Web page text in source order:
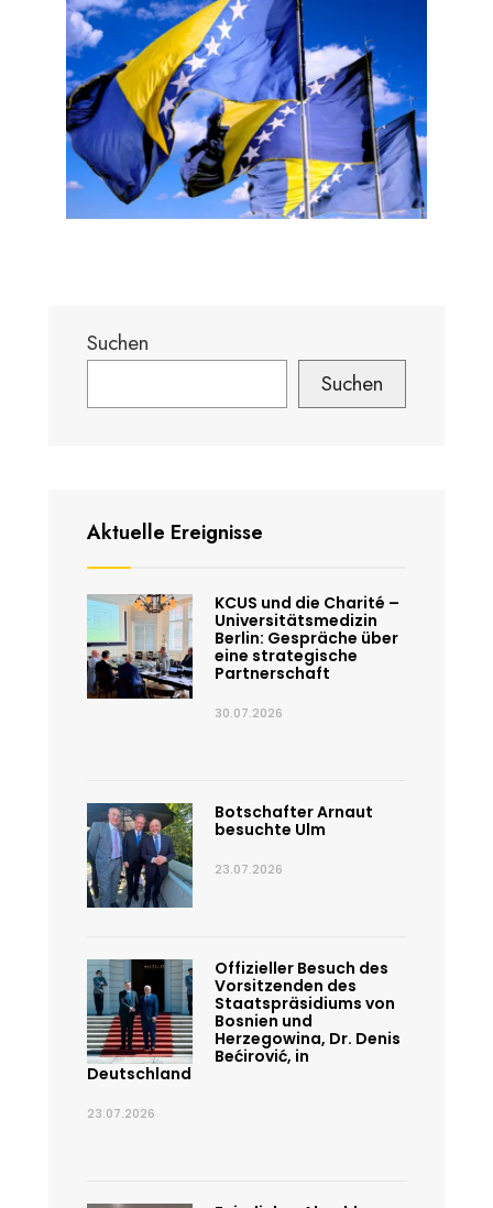
Suchen
Suchen
Aktuelle Ereignisse
KCUS und die Charité –
Universitätsmedizin
Berlin: Gespräche über
eine strategische
Partnerschaft
30.07.2026
Botschafter Arnaut
besuchte Ulm
23.07.2026
Offizieller Besuch des
Vorsitzenden des
Staatspräsidiums von
Bosnien und
Herzegowina, Dr. Denis
Bećirović, in
Deutschland
23.07.2026